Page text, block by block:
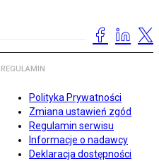
REGULAMIN
Polityka Prywatności
Zmiana ustawień zgód
Regulamin serwisu
Informacje o nadawcy
Deklaracja dostępności